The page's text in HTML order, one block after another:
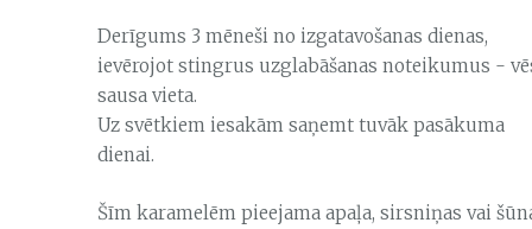
Derīgums 3 mēneši no izgatavošanas dienas,
ievērojot stingrus uzglabāšanas noteikumus -
sausa vieta.
Uz svētkiem iesakām saņemt tuvāk pasākuma
dienai.
Šīm karamelēm pieejama apaļa, sirsniņas vai